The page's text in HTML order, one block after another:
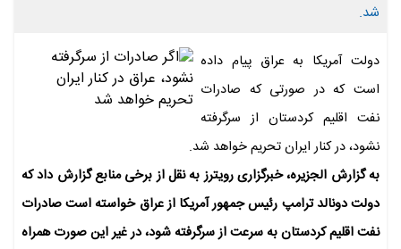
شد.
دولت آمریکا به عراق پیام داده
است که در صورتی که صادرات
نفت اقلیم کردستان از سرگرفته
نشود، در کنار ایران تحریم خواهد شد.
به گزارش الجزیره، خبرگزاری رویترز به نقل از برخی منابع گزارش داد که
دولت دونالد ترامپ رئیس جمهور آمریکا از عراق خواسته است صادرات
نفت اقلیم کردستان به سرعت از سرگرفته شود، در غیر این صورت همراه